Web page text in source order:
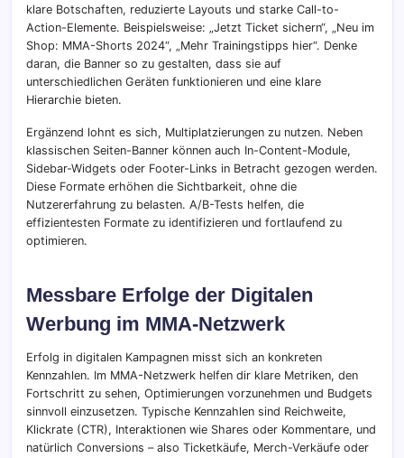
klare Botschaften, reduzierte Layouts und starke Call-to-
Action-Elemente. Beispielsweise: „Jetzt Ticket sichern“, „Neu im
Shop: MMA-Shorts 2024“, „Mehr Trainingstipps hier“. Denke
daran, die Banner so zu gestalten, dass sie auf
unterschiedlichen Geräten funktionieren und eine klare
Hierarchie bieten.
Ergänzend lohnt es sich, Multiplatzierungen zu nutzen. Neben
klassischen Seiten-Banner können auch In-Content-Module,
Sidebar-Widgets oder Footer-Links in Betracht gezogen werden.
Diese Formate erhöhen die Sichtbarkeit, ohne die
Nutzererfahrung zu belasten. A/B-Tests helfen, die
effizientesten Formate zu identifizieren und fortlaufend zu
optimieren.
Messbare Erfolge der Digitalen
Werbung im MMA-Netzwerk
Erfolg in digitalen Kampagnen misst sich an konkreten
Kennzahlen. Im MMA-Netzwerk helfen dir klare Metriken, den
Fortschritt zu sehen, Optimierungen vorzunehmen und Budgets
sinnvoll einzusetzen. Typische Kennzahlen sind Reichweite,
Klickrate (CTR), Interaktionen wie Shares oder Kommentare, und
natürlich Conversions – also Ticketkäufe, Merch-Verkäufe oder